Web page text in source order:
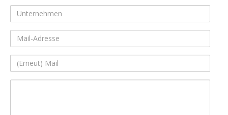
Unternehmen
Mail-
Adresse
(Erneut)
Mail